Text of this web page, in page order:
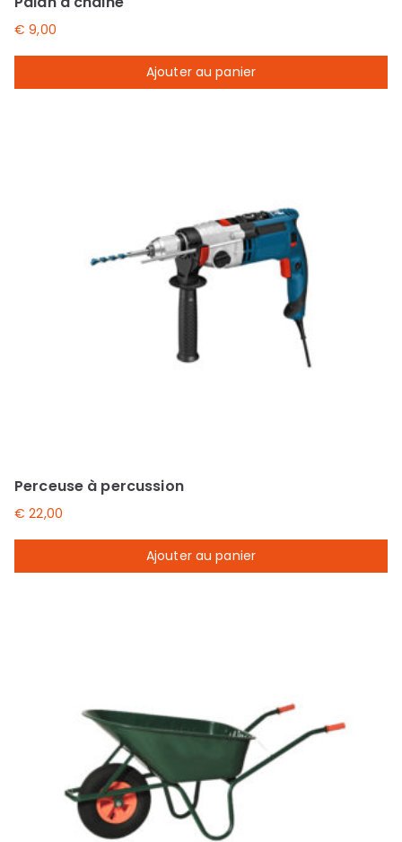
€ 9,00
Ajouter au panier
Perceuse à percussion
€ 22,00
Ajouter au panier